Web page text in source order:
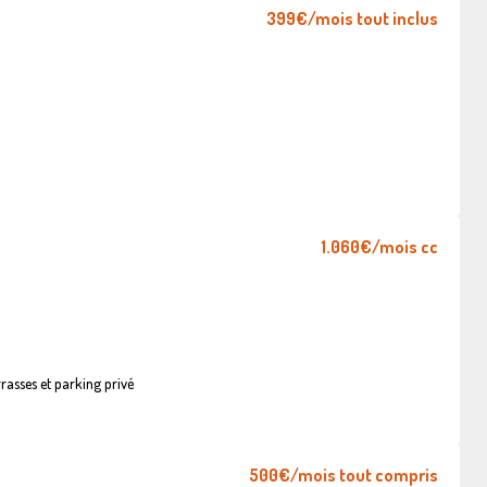
399€/mois tout inclus
1.060€/mois cc
et parking privé
500€/mois tout compris